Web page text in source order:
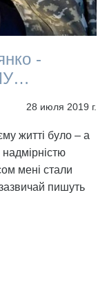
-
28 июля 2019 г.
житті було – а
мені стали
пишуть